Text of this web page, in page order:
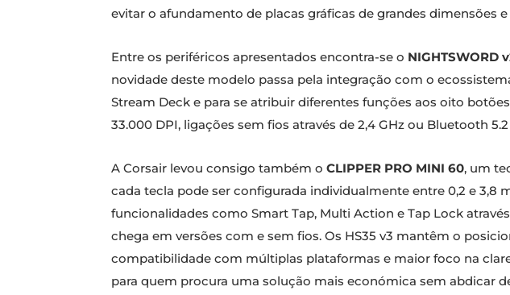
evitar o afundamento de placas gráficas de grandes dimensões
Entre os periféricos apresentados encontra-se o NIGHTSWORD
novidade deste modelo passa pela integração com o
Stream Deck e para se atribuir diferentes funções aos oito
33.000 DPI, ligações sem fios através de 2,4 GHz ou Bluetooth
A Corsair levou consigo também o CLIPPER PRO MINI 60, um
cada tecla pode ser configurada individualmente entre 0,2 e 3,8
funcionalidades como Smart Tap, Multi Action e Tap Lock
chega em versões com e sem fios. Os HS35 v3 mantêm o
compatibilidade com múltiplas plataformas e maior foco na
para quem procura uma solução mais económica sem abdicar